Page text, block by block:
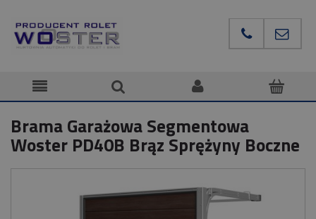
Brama Garażowa Segmentowa
Woster PD40B Brąz Sprężyny Boczne